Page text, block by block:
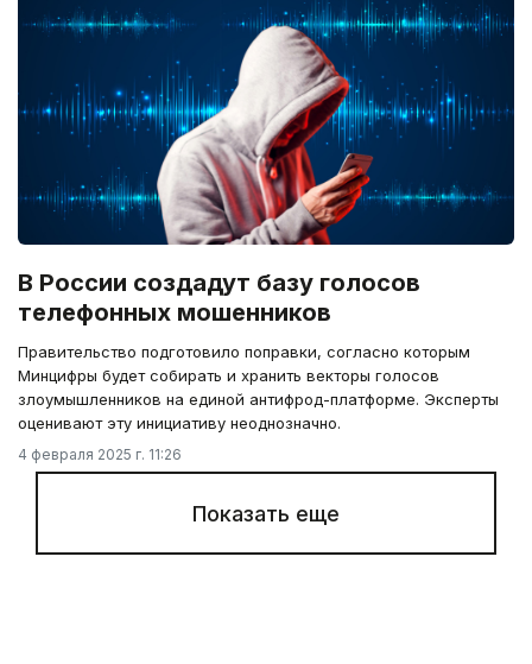
В России создадут базу голосов
телефонных мошенников
Правительство подготовило поправки, согласно которым
Минцифры будет собирать и хранить векторы голосов
злоумышленников на единой антифрод-платформе. Эксперты
оценивают эту инициативу неоднозначно.
4 февраля 2025 г. 11:26
Показать еще